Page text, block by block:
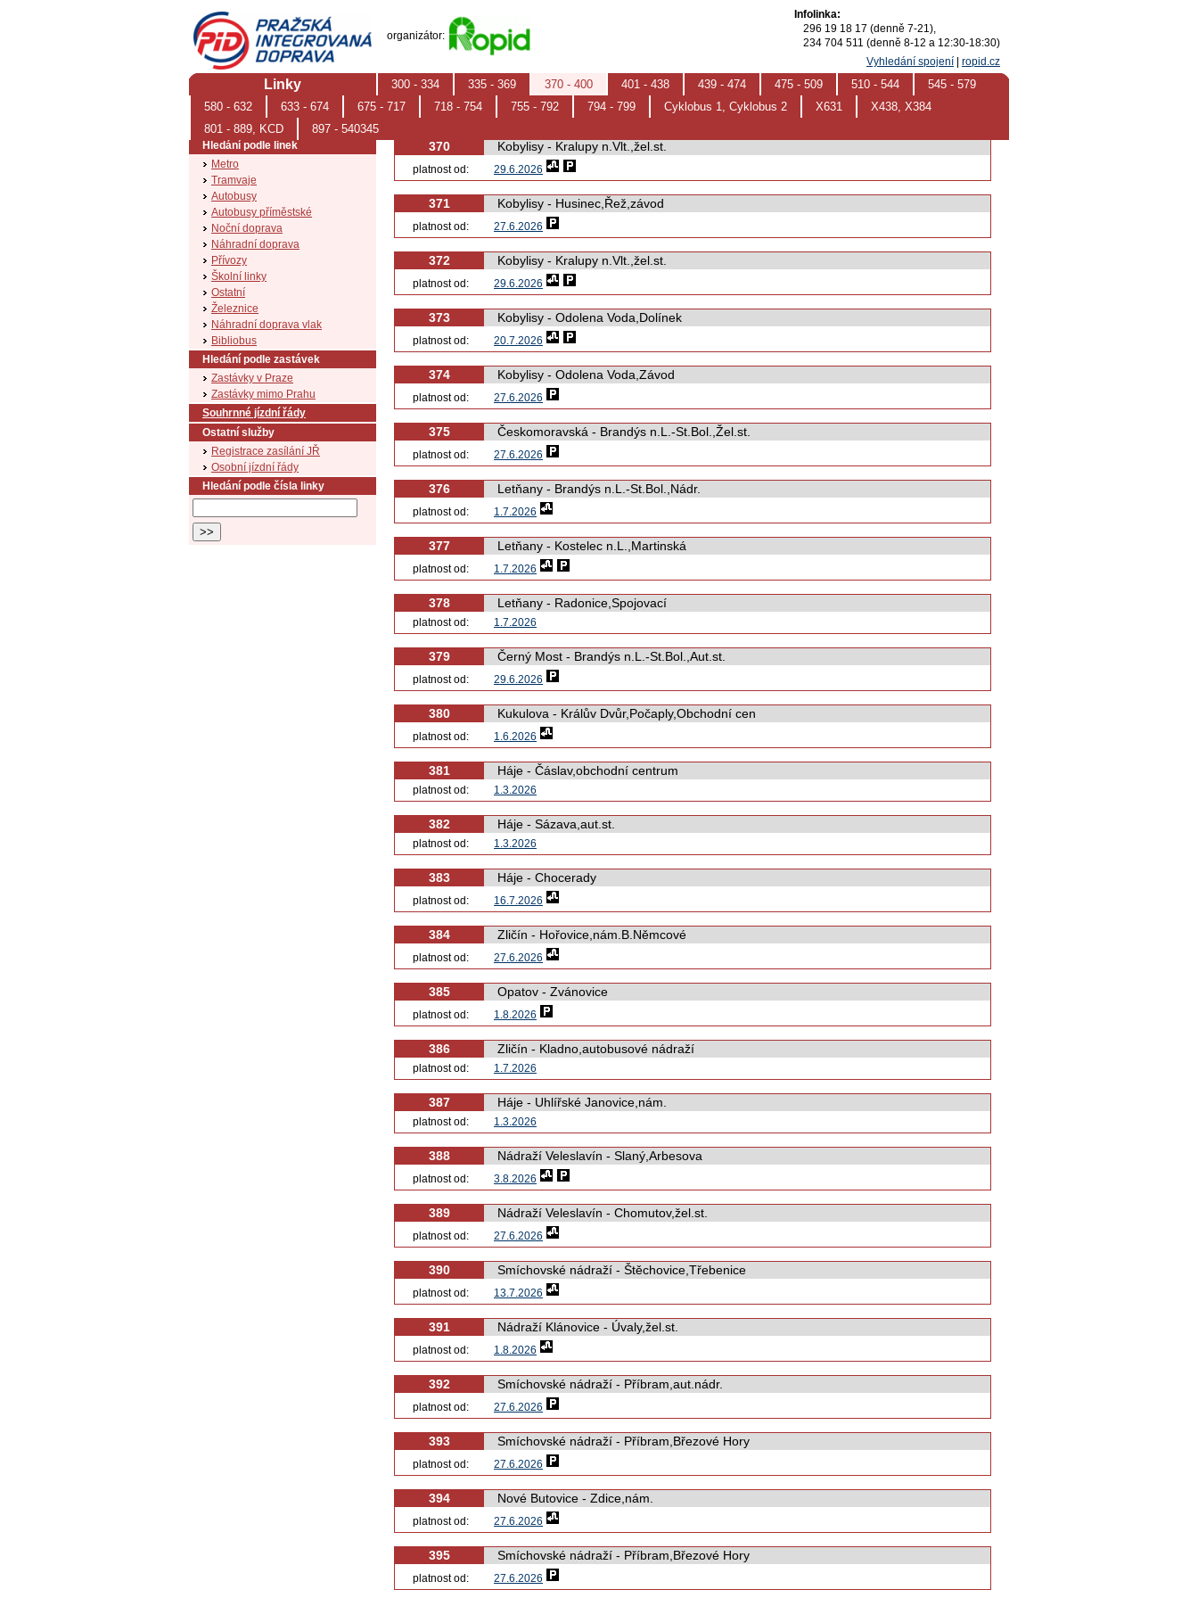
PID (Pražská integrovaná doprava)
organizátor:
Infolinka:
296 19 18 17 (denně 7-21),
234 704 511 (denně 8-12 a 12:30-18:30)
Vyhledání spojení
ropid.cz
Autobusy příměstské
370 Kobylisy - Kralupy n.Vlt.,žel.st.
platnost od: 29.6.2026
371 Kobylisy - Husinec,Řež,závod
platnost od: 27.6.2026
372 Kobylisy - Kralupy n.Vlt.,žel.st.
platnost od: 29.6.2026
373 Kobylisy - Odolena Voda,Dolínek
platnost od: 20.7.2026
374 Kobylisy - Odolena Voda,Závod
platnost od: 27.6.2026
375 Českomoravská - Brandýs n.L.-St.Bol.,Žel.st.
platnost od: 27.6.2026
376 Letňany - Brandýs n.L.-St.Bol.,Nádr.
platnost od: 1.7.2026
377 Letňany - Kostelec n.L.,Martinská
platnost od: 1.7.2026
378 Letňany - Radonice,Spojovací
platnost od: 1.7.2026
379 Černý Most - Brandýs n.L.-St.Bol.,Aut.st.
platnost od: 29.6.2026
380 Kukulova - Králův Dvůr,Počaply,Obchodní cen
platnost od: 1.6.2026
381 Háje - Čáslav,obchodní centrum
platnost od: 1.3.2026
382 Háje - Sázava,aut.st.
platnost od: 1.3.2026
383 Háje - Chocerady
platnost od: 16.7.2026
384 Zličín - Hořovice,nám.B.Němcové
platnost od: 27.6.2026
385 Opatov - Zvánovice
platnost od: 1.8.2026
386 Zličín - Kladno,autobusové nádraží
platnost od: 1.7.2026
387 Háje - Uhlířské Janovice,nám.
platnost od: 1.3.2026
388 Nádraží Veleslavín - Slaný,Arbesova
platnost od: 3.8.2026
389 Nádraží Veleslavín - Chomutov,žel.st.
platnost od: 27.6.2026
390 Smíchovské nádraží - Štěchovice,Třebenice
platnost od: 13.7.2026
391 Nádraží Klánovice - Úvaly,žel.st.
platnost od: 1.8.2026
392 Smíchovské nádraží - Příbram,aut.nádr.
platnost od: 27.6.2026
393 Smíchovské nádraží - Příbram,Březové Hory
platnost od: 27.6.2026
394 Nové Butovice - Zdice,nám.
platnost od: 27.6.2026
395 Smíchovské nádraží - Příbram,Březové Hory
platnost od: 27.6.2026
Úvodní stránka
Aktuality
Hledání podle linek
Metro
Tramvaje
Autobusy
Autobusy příměstské
Noční doprava
Náhradní doprava
Přívozy
Školní linky
Ostatní
Železnice
Náhradní doprava vlak
Bibliobus
Hledání podle zastávek
Zastávky v Praze
Zastávky mimo Prahu
Souhrnné jízdní řády
Ostatní služby
Registrace zasílání JŘ
Osobní jízdní řády
Hledání podle čísla linky
Linky 300 - 334 335 - 369 370 - 400 401 - 438 439 - 474 475 - 509 510 - 544
545 - 579
580 - 632
633 - 674 675 - 717 718 - 754 755 - 792 794 - 799 Cyklobus 1, Cyklobus 2 X631
X438, X384
801 - 889, KCD
897 - 540345